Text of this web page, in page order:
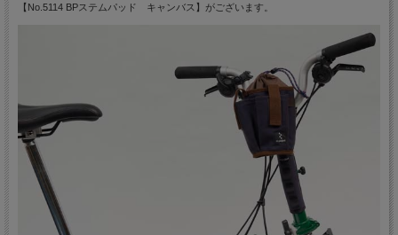
【No.5114 BPステムパッド キャンバス】がございます。